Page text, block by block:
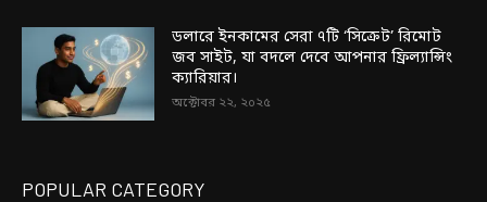
ডলারে ইনকামের সেরা ৭টি ‘সিক্রেট’ রিমোট
জব সাইট, যা বদলে দেবে আপনার ফ্রিল্যান্সিং
ক্যারিয়ার।
অক্টোবর ২২, ২০২৫
POPULAR CATEGORY